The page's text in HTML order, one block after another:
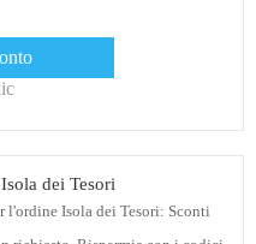
dei Tesori
l'ordine Isola dei Tesori: Sconti